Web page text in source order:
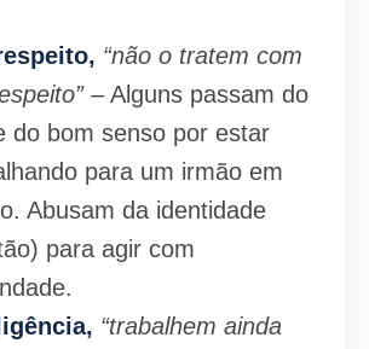
“não o tratem com
– Alguns passam do
do bom senso por estar
para um irmão em
Abusam da identidade
para agir com
“trabalhem ainda